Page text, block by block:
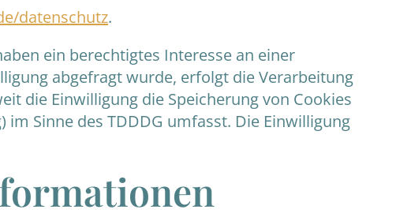
datenschutz.
ein berechtigtes Interesse an einer
abgefragt wurde, erfolgt die Verarbeitung
die Einwilligung die Speicherung von Cookies
Sinne des TDDDG umfasst. Die Einwilligung